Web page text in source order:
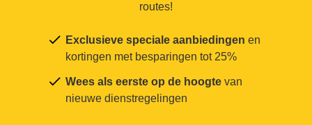
routes!
Exclusieve speciale aanbiedingen en
kortingen met besparingen tot 25%
Wees als eerste op de hoogte van
nieuwe dienstregelingen